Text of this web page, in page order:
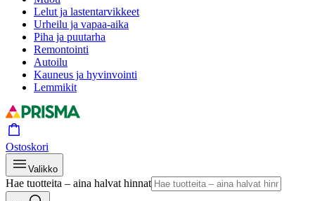
Lelut ja lastentarvikkeet
Urheilu ja vapaa-aika
Piha ja puutarha
Remontointi
Autoilu
Kauneus ja hyvinvointi
Lemmikit
Ostoskori
Valikko
Hae tuotteita – aina halvat hinnat